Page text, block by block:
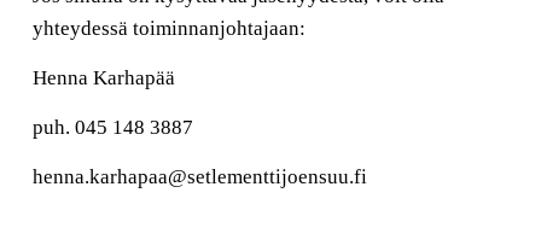
yhteydessä toiminnanjohtajaan:
Henna Karhapää
puh. 045 148 3887
henna.karhapaa@setlementtijoensuu.fi